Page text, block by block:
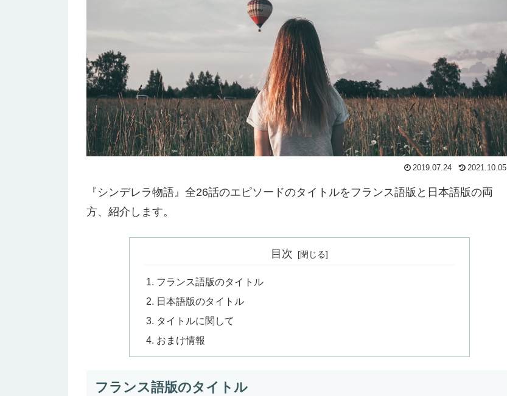
2019.07.24 2021.10.05
『シンデレラ物語』全26話のエピソードのタイトルをフランス語版と日本語版の両
方、紹介します。
目次
フランス語版のタイトル
日本語版のタイトル
タイトルに関して
おまけ情報
フランス語版のタイトル